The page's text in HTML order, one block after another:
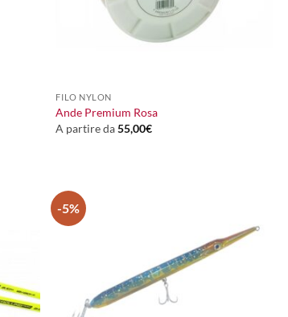
FILO NYLON
Ande Premium Rosa
A partire da55,00€
-5%